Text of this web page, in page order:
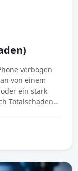
verbogen
von einem
ein stark
Totalschaden…